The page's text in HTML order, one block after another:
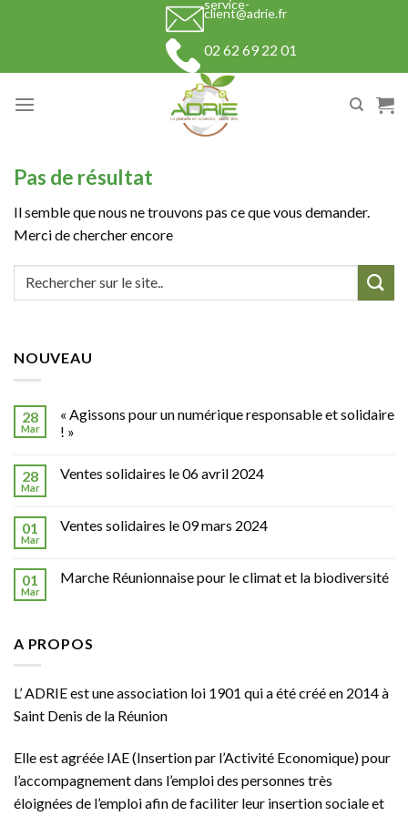
service-
client@adrie.fr
02 62 69 22 01
Pas de résultat
Il semble que nous ne trouvons pas ce que vous demander.
Merci de chercher encore
NOUVEAU
28
Mar
« Agissons pour un numérique responsable et solidaire
! »
28
Mar
Ventes solidaires le 06 avril 2024
01
Mar
Ventes solidaires le 09 mars 2024
01
Mar
Marche Réunionnaise pour le climat et la biodiversité
A PROPOS
L’ ADRIE est une association loi 1901 qui a été créé en 2014 à
Saint Denis de la Réunion
Elle est agréée IAE(Insertion par l’Activité Economique) pour
l’accompagnement dans l’emploi des personnes très
éloignées de l’emploi afin de faciliter leur insertion sociale et